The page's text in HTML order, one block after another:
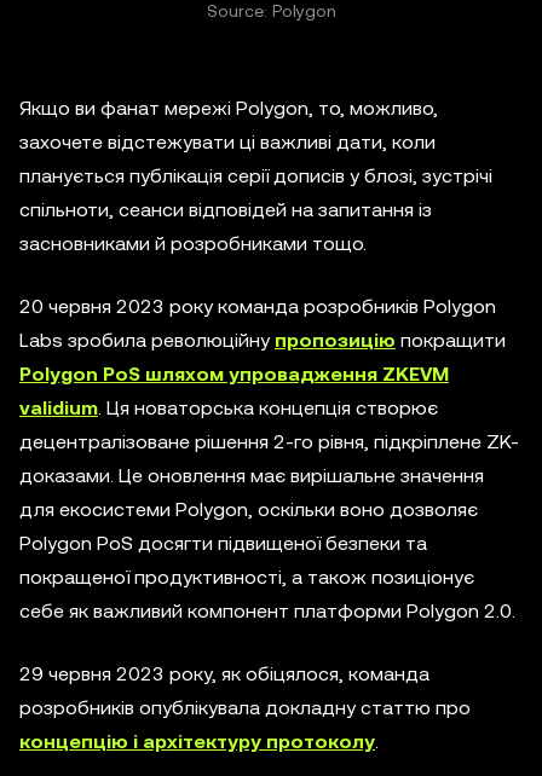
Source: Polygon
Якщо ви фанат мережі Polygon, то, можливо,
захочете відстежувати ці важливі дати, коли
планується публікація серії дописів у блозі, зустрічі
спільноти, сеанси відповідей на запитання із
засновниками й розробниками тощо.
20 червня 2023 року команда розробників Polygon
Labs зробила революційну пропозицію покращити
Polygon PoS шляхом упровадження ZKEVM
validium. Ця новаторська концепція створює
децентралізоване рішення 2-го рівня, підкріплене ZK-
доказами. Це оновлення має вирішальне значення
для екосистеми Polygon, оскільки воно дозволяє
Polygon PoS досягти підвищеної безпеки та
покращеної продуктивності, а також позиціонує
себе як важливий компонент платформи Polygon 2.0.
29 червня 2023 року, як обіцялося, команда
розробників опублікувала докладну статтю про
концепцію і архітектуру протоколу.